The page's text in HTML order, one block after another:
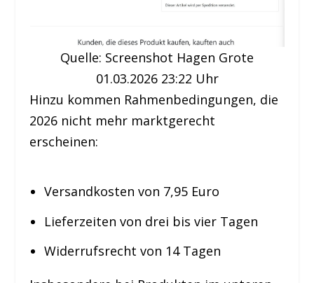
Quelle: Screenshot Hagen Grote
01.03.2026 23:22 Uhr
Hinzu kommen Rahmenbedingungen, die
2026 nicht mehr marktgerecht
erscheinen:
Versandkosten von 7,95 Euro
Lieferzeiten von drei bis vier Tagen
Widerrufsrecht von 14 Tagen